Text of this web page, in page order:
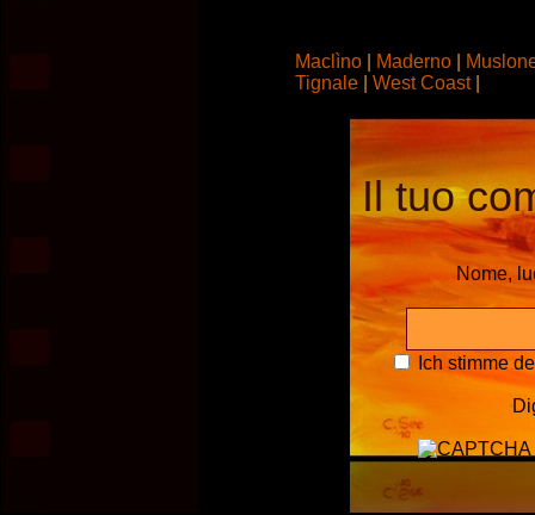
Maclìno Maderno
Tignale
West Coast
Il tuo
Nome,
Ich stimme